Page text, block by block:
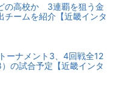
の高校か 3連覇を狙う金
チームを紹介【近畿インタ
ーナメント3、4回戦全12
の試合予定【近畿インタ